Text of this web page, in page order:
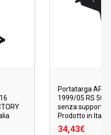
Portatarga
1999/05 RS 50
senza supporto
Prodotto in Italia
34,43€